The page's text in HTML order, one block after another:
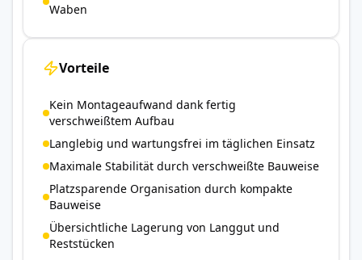
Waben
Vorteile
Kein Montageaufwand dank fertig
verschweißtem Aufbau
Langlebig und wartungsfrei im täglichen Einsatz
Maximale Stabilität durch verschweißte Bauweise
Platzsparende Organisation durch kompakte
Bauweise
Übersichtliche Lagerung von Langgut und
Reststücken